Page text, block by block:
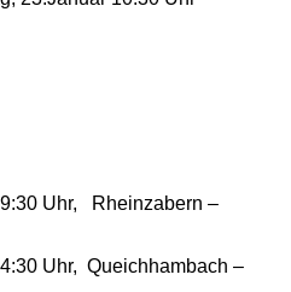
Uhr, Rheinzabern –
Uhr, Queichhambach –